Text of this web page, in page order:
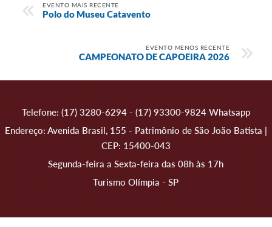
EVENTO MAIS RECENTE
Polo do Museu Catavento
EVENTO MENOS RECENTE
CAMPEONATO DE CAPOEIRA 2026
Telefone: (17) 3280-6294 - (17) 93300-9824 Whatsapp
Endereço: Avenida Brasil, 155 - Patrimônio de São João Batista |
CEP: 15400-043
Segunda-feira a Sexta-feira das 08h às 17h
Turismo Olímpia - SP